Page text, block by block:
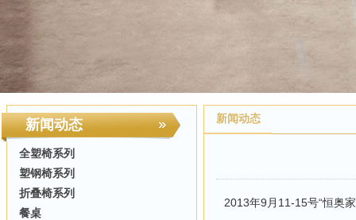
新闻动态
全塑椅系列
塑钢椅系列
折叠椅系列
餐桌
新闻动态
2013年9月11-15号“恒奥